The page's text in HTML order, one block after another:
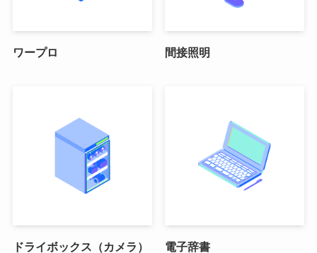
ワープロ 間接照明
ドライボックス（カメラ） 電子辞書